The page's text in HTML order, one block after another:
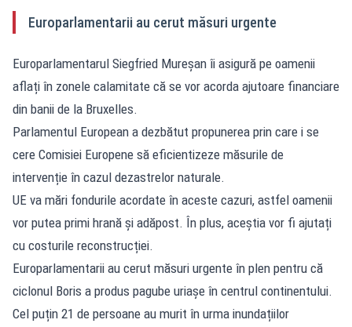
Europarlamentarii au cerut măsuri urgente
Europarlamentarul Siegfried Mureșan îi asigură pe oamenii
aflați în zonele calamitate că se vor acorda ajutoare financiare
din banii de la Bruxelles.
Parlamentul European a dezbătut propunerea prin care i se
cere Comisiei Europene să eficientizeze măsurile de
intervenție în cazul dezastrelor naturale.
UE va mări fondurile acordate în aceste cazuri, astfel oamenii
vor putea primi hrană și adăpost. În plus, aceștia vor fi ajutați
cu costurile reconstrucției.
Europarlamentarii au cerut măsuri urgente în plen pentru că
ciclonul Boris a produs pagube uriașe în centrul continentului.
Cel puțin 21 de persoane au murit în urma inundațiilor